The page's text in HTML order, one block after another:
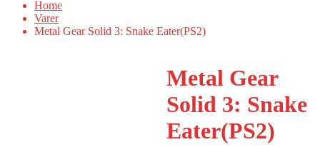
Home
Varer
Metal Gear Solid 3: Snake Eater(PS2)
Metal Gear
Solid 3: Snake
Eater(PS2)